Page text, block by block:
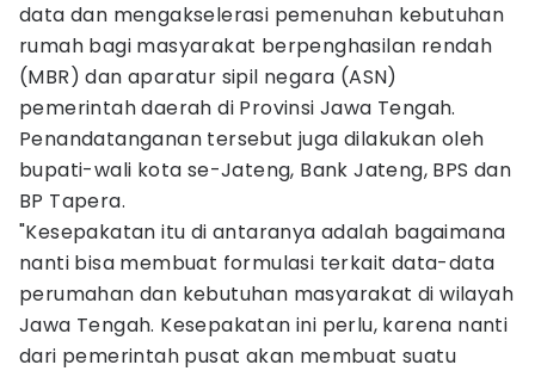
data dan mengakselerasi pemenuhan kebutuhan
rumah bagi masyarakat berpenghasilan rendah
(MBR) dan aparatur sipil negara (ASN)
pemerintah daerah di Provinsi Jawa Tengah.
Penandatanganan tersebut juga dilakukan oleh
bupati-wali kota se-Jateng, Bank Jateng, BPS dan
BP Tapera.
"Kesepakatan itu di antaranya adalah bagaimana
nanti bisa membuat formulasi terkait data-data
perumahan dan kebutuhan masyarakat di wilayah
Jawa Tengah. Kesepakatan ini perlu, karena nanti
dari pemerintah pusat akan membuat suatu